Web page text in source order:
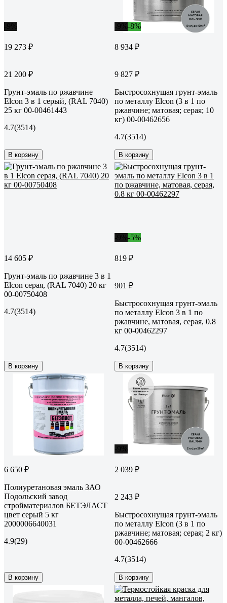
19 273 ₽
21 200 ₽
Грунт-эмаль по ржавчине
Elcon 3 в 1 серый, (RAL 7040)
25 кг 00-00461443
4.7(3514)
В корзину
-8%
8 934 ₽
9 827 ₽
Быстросохнущая грунт-эмаль
по металлу Elcon (3 в 1 по
ржавчине; матовая; серая; 10
кг) 00-00462656
4.7(3514)
В корзину
14 605 ₽
Грунт-эмаль по ржавчине 3 в 1
Elcon серая, (RAL 7040) 20 кг
00-00750408
4.7(3514)
В корзину
-5%
819 ₽
901 ₽
Быстросохнущая грунт-эмаль
по металлу Elcon 3 в 1 по
ржавчине, матовая, серая, 0.8
кг 00-00462297
4.7(3514)
В корзину
6 650 ₽
Полиуретановая эмаль ЗАО
Подольский завод
стройматериалов БЕТЭЛАСТ
цвет серый 5 кг
2000006640031
4.9(29)
В корзину
2 039 ₽
2 243 ₽
Быстросохнущая грунт-эмаль
по металлу Elcon (3 в 1 по
ржавчине; матовая; серая; 2 кг)
00-00462666
4.7(3514)
В корзину